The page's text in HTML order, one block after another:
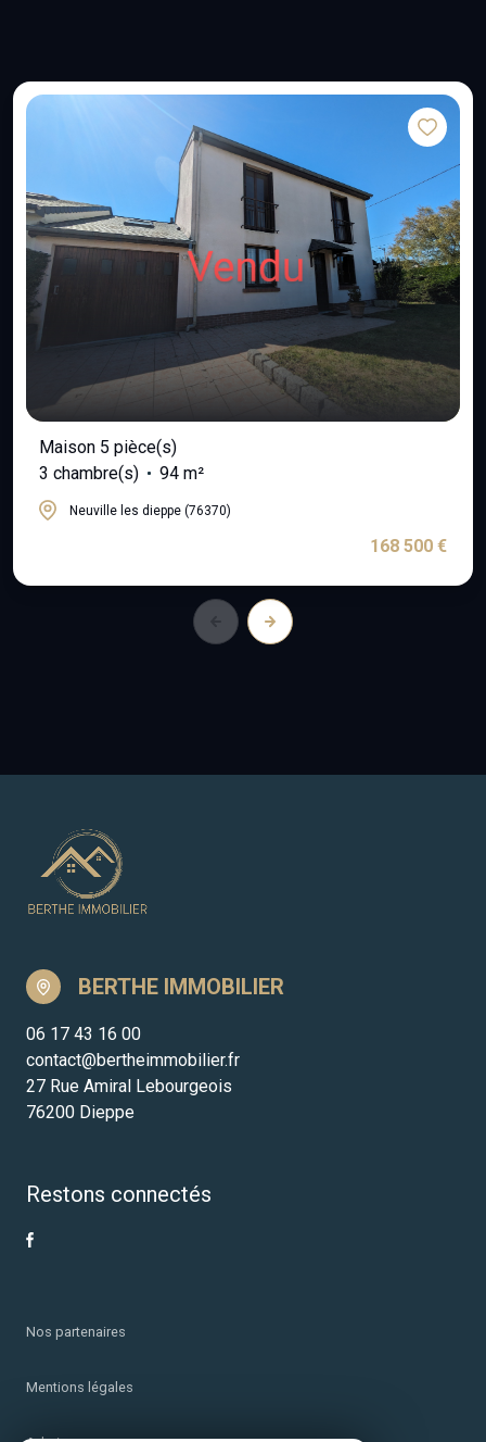
Maison 5 pièce(s)
3 chambre(s)
94 m²
Neuville les dieppe (76370)
168 500 €
BERTHE IMMOBILIER
06 17 43 16 00
contact@bertheimmobilier.fr
27 Rue Amiral Lebourgeois
76200 Dieppe
Restons connectés
Nos partenaires
Mentions légales